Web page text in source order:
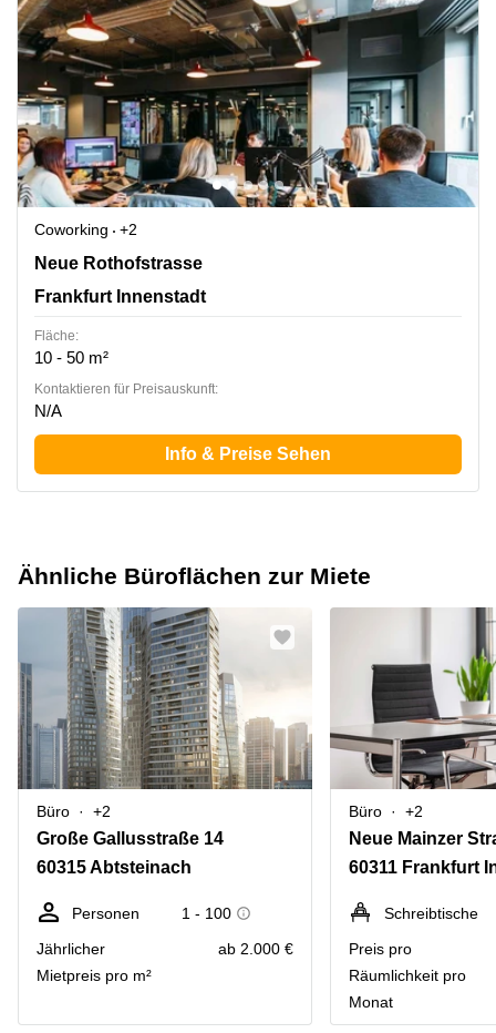
Coworking
+2
Neue Rothofstrasse 13-19, Frankfurt Innenstadt
Neue Rothofstrasse
Frankfurt Innenstadt
Fläche:
10 - 50 m²
Kontaktieren für Preisauskunft:
N/A
Info & Preise Sehen
Ähnliche Büroflächen zur Miete
Büro +2
Große Gallusstraße 14
60315 Abtsteinach
Personen
1 - 100
Jährlicher
Mietpreis pro m²
ab 2.000 €
Büro +2
Neue Mainzer
60311 Frankfurt
Schreibtische
Preis pro
Räumlichkeit pro
Monat